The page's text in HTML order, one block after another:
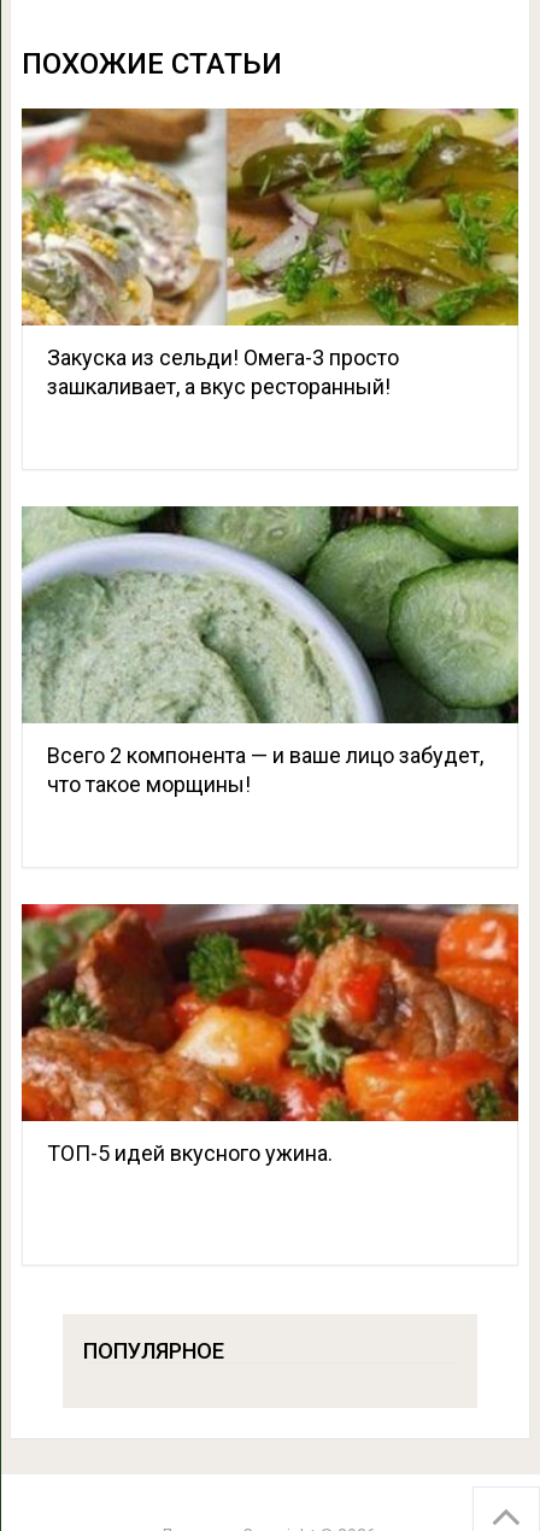
ПОХОЖИЕ СТАТЬИ
Закуска из сельди! Омега-3 просто
зашкаливает, а вкус ресторанный!
Всего 2 компонента — и ваше лицо забудет,
что такое морщины!
ТОП-5 идей вкусного ужина.
ПОПУЛЯРНОЕ